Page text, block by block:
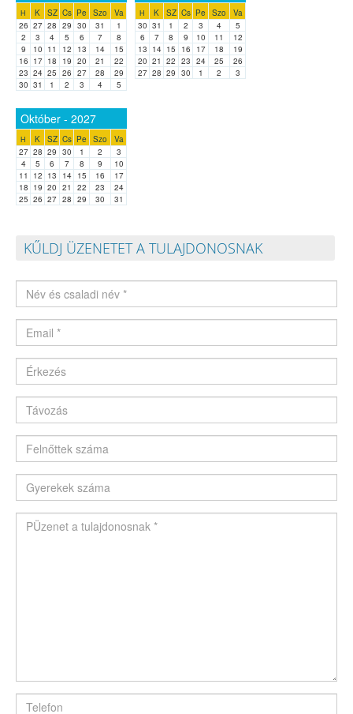
H K SZ Cs Pe Szo
Va
26 27 28 29 30 31
1
2
3 4 5 6 7
8
9
10 11 12 13 14
15
16 17 18 19 20 21
22
23 24 25 26 27 28
29
30 31 1 2 3 4 5
H K SZ Cs Pe Szo
Va
30 31 1 2 3 4
5
6
7 8 9 10 11
12
13 14 15 16 17 18
19
20 21 22 23 24 25
26
27 28 29 30 1 2 3
Október - 2027
H K SZ Cs Pe Szo
Va
27 28 29 30 1 2
3
4
5 6 7 8 9
10
11
12 13 14 15 16
17
18 19 20 21 22 23
24
25 26 27 28 29 30 31
KŰLDJ ÜZENETET A TULAJDONOSNAK